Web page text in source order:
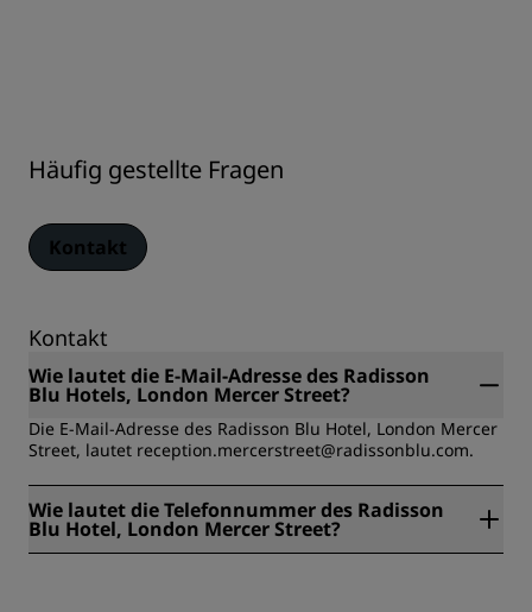
Häufig gestellte Fragen
Kontakt
Kontakt
Wie lautet die E-Mail-Adresse des Radisson
Blu Hotels, London Mercer Street?
Die E-Mail-Adresse des Radisson Blu Hotel, London Mercer
Street, lautet reception.mercerstreet@radissonblu.com.
Wie lautet die Telefonnummer des Radisson
Blu Hotel, London Mercer Street?